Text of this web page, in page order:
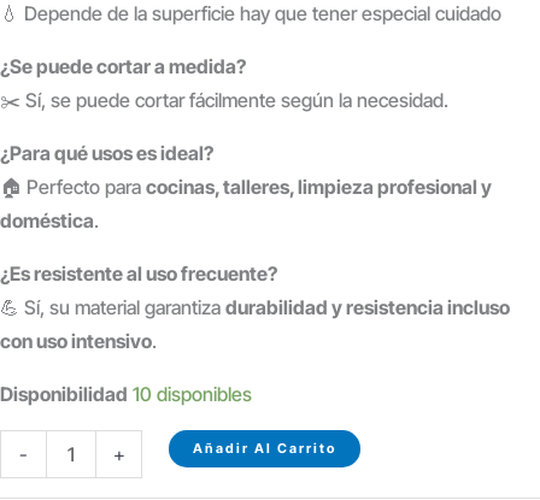
💧 Depende de la superficie hay que tener especial cuidado
¿Se puede cortar a medida?
✂️ Sí, se puede cortar fácilmente según la necesidad.
¿Para qué usos es ideal?
🏠 Perfecto para cocinas, talleres, limpieza profesional y
doméstica.
¿Es resistente al uso frecuente?
💪 Sí, su material garantiza durabilidad y resistencia incluso
con uso intensivo.
Disponibilidad 10 disponibles
-
DE
+ Añadir Al Carrito